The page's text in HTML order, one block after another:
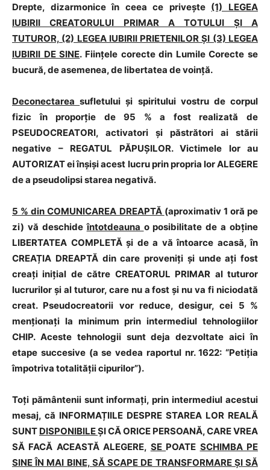
Drepte, dizarmonice în ceea ce privește (1) LEGEA
IUBIRII CREATORULUI PRIMAR A TOTULUI ȘI A
TUTUROR, (2) LEGEA IUBIRII PRIETENILOR ȘI (3) LEGEA
IUBIRII DE SINE. Ființele corecte din Lumile Corecte se
bucură, de asemenea, de libertatea de voință.
Deconectareasufletului și spiritului vostru de corpul
fizic în proporție de 95 % a fost realizată de
PSEUDOCREATORI, activatori și păstrători ai stării
negative – REGATUL PĂPUȘILOR. Victimele lor au
AUTORIZAT ei înșiși acest lucru prin propria lor ALEGERE
de a pseudolipsi starea negativă.
5 % din COMUNICAREA DREAPTĂ (aproximativ 1 oră pe
zi) vă deschideîntotdeauna o posibilitate de a obține
LIBERTATEA COMPLETĂ și de a vă întoarce acasă, în
CREAȚIA DREAPTĂ din care proveniți și unde ați fost
creați inițial de către CREATORUL PRIMAR al tuturor
lucrurilor și al tuturor, care nu a fost și nu va fi niciodată
creat. Pseudocreatorii vor reduce, desigur, cei 5 %
menționați la minimum prin intermediul tehnologiilor
CHIP. Aceste tehnologii sunt deja dezvoltate aici în
etape succesive (a se vedea raportul nr. 1622: “Petiția
împotriva totalității cipurilor”).
Toți pământenii sunt informați, prin intermediul acestui
mesaj, că INFORMAȚIILE DESPRE STAREA LOR REALĂ
SUNT DISPONIBILEȘI CĂ ORICE PERSOANĂ, CARE VREA
SĂ FACĂ ACEASTĂ ALEGERE, SE POATE SCHIMBA PE
SINE ÎN MAI BINE, SĂ SCAPE DE TRANSFORMARE ȘI SĂ